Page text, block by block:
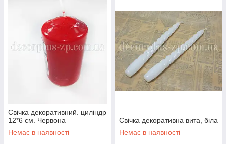
Свічка декоративний. циліндр
12*6 см. Червона
Немає в наявності
Свічка декоративна вита, біла
Немає в наявності